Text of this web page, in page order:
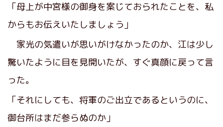
「母上が中宮様の御身を案じておられたことを、私
からもお伝えいたしましょう」
家光の気遣いが思いがけなかったのか、江は少し
驚いたように目を見開いたが、すぐ真顔に戻って言
った。
「それにしても、将軍のご出立であるというのに、
御台所はまだ参らぬのか」